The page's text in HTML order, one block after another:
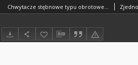
Chwytacze stębnowe typu obrotowego - Warunki techniczne BN-62/1870-02